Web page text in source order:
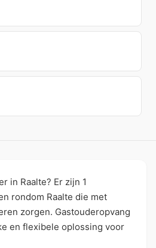
in Raalte? Er zijn 1
rondom Raalte die met
zorgen. Gastouderopvang
en flexibele oplossing voor